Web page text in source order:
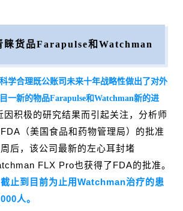
睐货品Farapulse和Watchman
学合理既公账司未来十年战略性做出了对外
一新的物品Farapulse和Watchman新的进
因积极的研究结果而引起关注，分析师
（美国食品和药物管理局）的批准
后，该公司最新的左心耳封堵
FLX Pro也获得了FDA的批准。
止到目前为止用Watchman治疗的患
人。